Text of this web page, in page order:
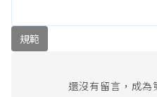
規範
還沒有留言，成為